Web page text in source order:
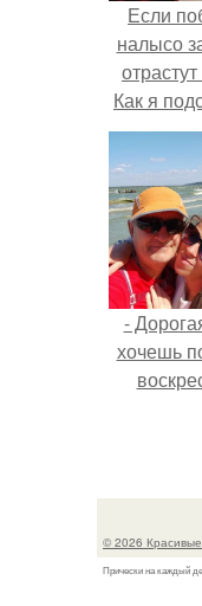
Если
налысо
Как я
после
-
хочешь
© 2026 Красивые
Прически на каждый